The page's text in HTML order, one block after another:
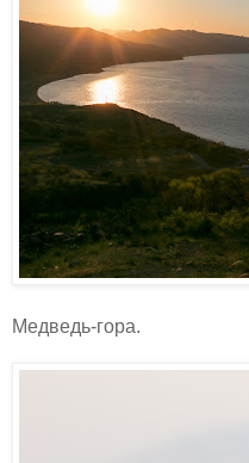
Медведь-гора.